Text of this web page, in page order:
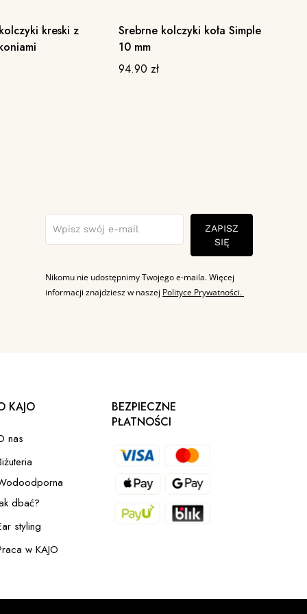
kreski z
BESTSELLER
Srebrne kolczyki koła Simple
10 mm
94.90zł
ZAPISZ
SIĘ
Nikomu nie udostępnimy Twojego e-maila. Więcej
informacji znajdziesz w naszej Polityce Prywatności.
KAJO
nas
dbać?
styling
w KAJO
BEZPIECZNE
PŁATNOŚCI